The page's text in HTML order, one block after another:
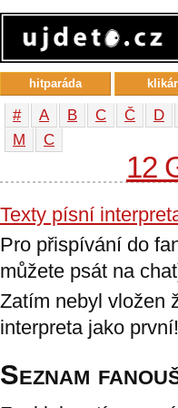
# A B C Č D
М
С
12
Texty písní
Pro přispívání do
můžete psát na
Zatím nebyl vložen
interpreta jako první!
Seznam
hitparáda